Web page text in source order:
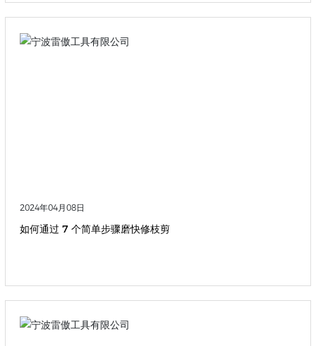
2024年04月08日
如何通过 7 个简单步骤磨快修枝剪